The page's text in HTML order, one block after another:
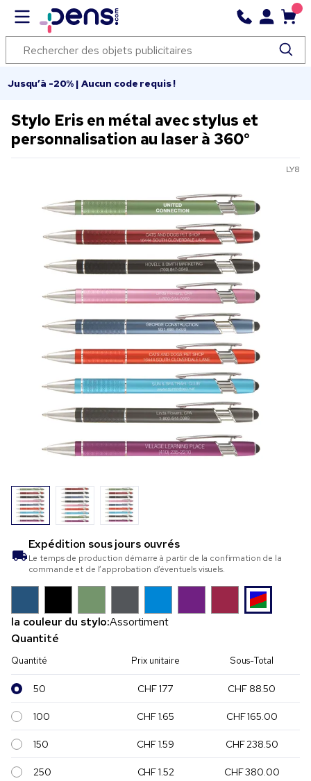
Jusqu’à -20% | Aucun code requis !
Stylo Eris en métal avec stylus et
personnalisation au laser à 360°
LY8
Expédition sousjours ouvrés
Le temps de production démarre à partir de la confirmation de la
commande et de l’approbation d’éventuels visuels.
la couleur du stylo:Assortiment
Quantité
Quantité Prix unitaire Sous-Total
50 CHF 1.77 CHF 88.50
100 CHF 1.65 CHF 165.00
150 CHF 1.59 CHF 238.50
250 CHF 1.52 CHF 380.00